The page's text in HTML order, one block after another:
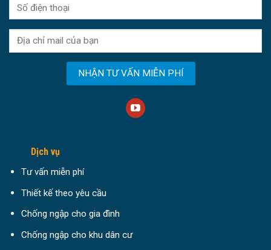
Dịch vụ
Tư vấn miễn phí
Thiết kế theo yêu cầu
Chống ngập cho gia đình
Chống ngập cho khu dân cư